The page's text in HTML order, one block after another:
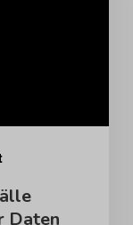
Daten